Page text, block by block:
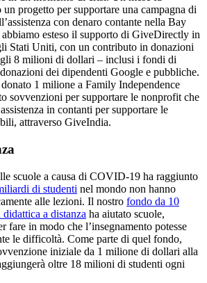
progetto per supportare una campagna di
con denaro contante nella Bay
esteso il supporto di GiveDirectly in
Stati Uniti, con un contributo in donazioni
gli 8 milioni di dollari – inclusi i fondi di
dei dipendenti Google e pubbliche.
1 milione a Family Independence
sovvenzioni per supportare le nonprofit che
in contanti per supportare le
attraverso GiveIndia.
scuole a causa di COVID-19 ha raggiunto
di studenti nel mondo non hanno
alle lezioni. Il nostro fondo da 10
a distanza ha aiutato scuole,
fare in modo che l’insegnamento potesse
le difficoltà. Come parte di quel fondo,
iniziale da 1 milione di dollari alla
oltre 18 milioni di studenti ogni